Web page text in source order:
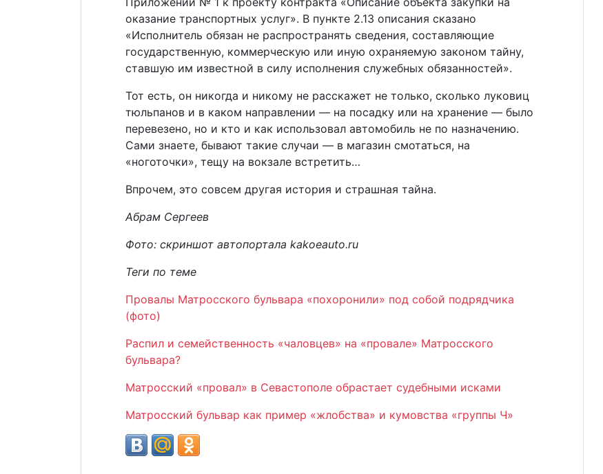
оказание транспортных услуг». В пункте 2.13 описания сказано
«Исполнитель обязан не распространять сведения, составляющие
государственную, коммерческую или иную охраняемую законом тайну,
ставшую им известной в силу исполнения служебных обязанностей».
Тот есть, он никогда и никому не расскажет не только, сколько луковиц
тюльпанов и в каком направлении — на посадку или на хранение — было
перевезено, но и кто и как использовал автомобиль не по назначению.
Сами знаете, бывают такие случаи — в магазин смотаться, на
«ноготочки», тещу на вокзале встретить…
Впрочем, это совсем другая история и страшная тайна.
Абрам Сергеев
Фото: скриншот автопортала kakoeauto.ru
Теги по теме
Провалы Матросского бульвара «похоронили» под собой подрядчика
(фото)
Распил и семейственность «чаловцев» на «провале» Матросского
бульвара?
Матросский «провал» в Севастополе обрастает судебными исками
Матросский бульвар как пример «жлобства» и кумовства «группы Ч»